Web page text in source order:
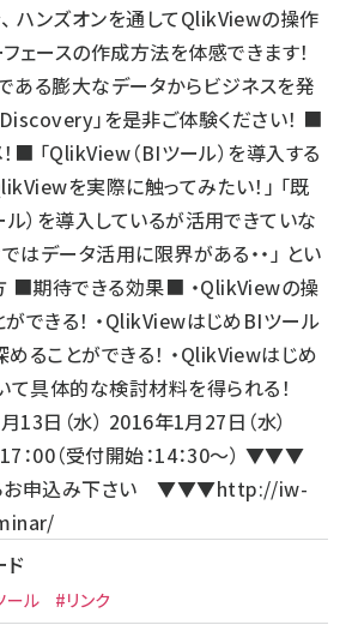
ハンズオンを通してQlikViewの操作
ェースの作成方法を体感できます！
ある膨大なデータからビジネスを発
」を是非ご体験ください！ ■
■ 「QlikView（BIツール）を導入する
を実際に触ってみたい！」 「既
）を導入しているが活用できていな
ではデータ活用に限界がある・・」 とい
■期待できる効果■ ・QlikViewの操
できる！ ・QlikViewはじめBIツール
ることができる！ ・QlikViewはじめ
具体的な検討材料を得られる！
日（水） 2016年1月27日（水）
：00（受付開始：14：30～） ▼▼▼
お申込み下さい ▼▼▼http://iw-
ル #リンク